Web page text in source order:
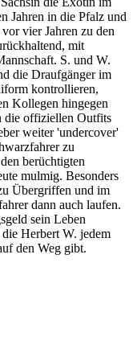
Jahren in die Pfalz und
vier Jahren zu den
mit
S. und W.
die Draufgänger im
kontrollieren,
Kollegen hingegen
die offiziellen Outfits
weiter 'undercover'
zu
berüchtigten
mulmig. Besonders
Übergriffen und im
dann auch laufen.
sein Leben
Herbert W. jedem
den Weg gibt.